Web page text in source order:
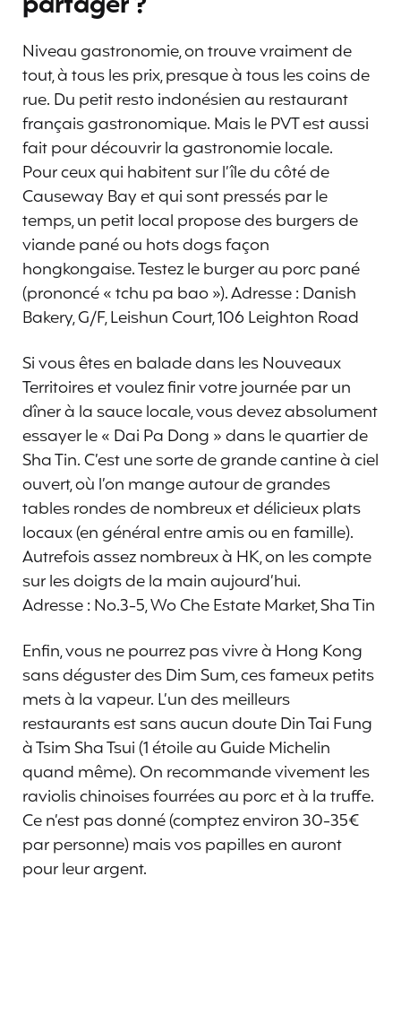
Niveau gastronomie, on trouve vraiment de
tout, à tous les prix, presque à tous les coins de
rue. Du petit resto indonésien au restaurant
français gastronomique. Mais le PVT est aussi
fait pour découvrir la gastronomie locale.
Pour ceux qui habitent sur l’île du côté de
Causeway Bay et qui sont pressés par le
temps, un petit local propose des burgers de
viande pané ou hots dogs façon
hongkongaise. Testez le burger au porc pané
(prononcé « tchu pa bao »). Adresse : Danish
Bakery, G/F, Leishun Court, 106 Leighton Road
Si vous êtes en balade dans les Nouveaux
Territoires et voulez finir votre journée par un
dîner à la sauce locale, vous devez absolument
essayer le « Dai Pa Dong » dans le quartier de
Sha Tin. C’est une sorte de grande cantine à ciel
ouvert, où l’on mange autour de grandes
tables rondes de nombreux et délicieux plats
locaux (en général entre amis ou en famille).
Autrefois assez nombreux à HK, on les compte
sur les doigts de la main aujourd’hui.
Adresse : No.3-5, Wo Che Estate Market, Sha Tin
Enfin, vous ne pourrez pas vivre à Hong Kong
sans déguster des Dim Sum, ces fameux petits
mets à la vapeur. L’un des meilleurs
restaurants est sans aucun doute Din Tai Fung
à Tsim Sha Tsui (1 étoile au Guide Michelin
quand même). On recommande vivement les
raviolis chinoises fourrées au porc et à la truffe.
Ce n’est pas donné (comptez environ 30-35€
par personne) mais vos papilles en auront
pour leur argent.